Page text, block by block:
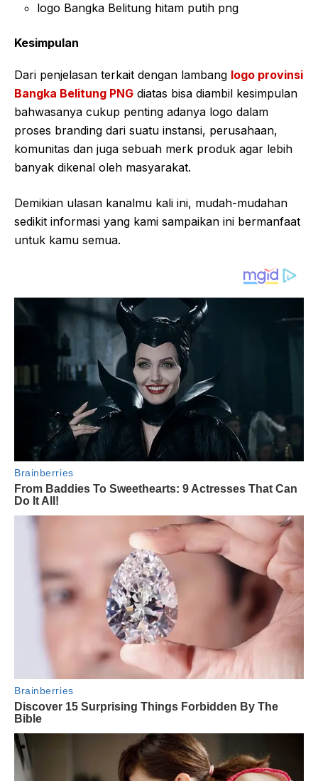
logo Bangka Belitung hitam putih png
Kesimpulan
Dari penjelasan terkait dengan lambang logo provinsi
Bangka Belitung PNG diatas bisa diambil kesimpulan
bahwasanya cukup penting adanya logo dalam
proses branding dari suatu instansi, perusahaan,
komunitas dan juga sebuah merk produk agar lebih
banyak dikenal oleh masyarakat.
Demikian ulasan kanalmu kali ini, mudah-mudahan
sedikit informasi yang kami sampaikan ini bermanfaat
untuk kamu semua.